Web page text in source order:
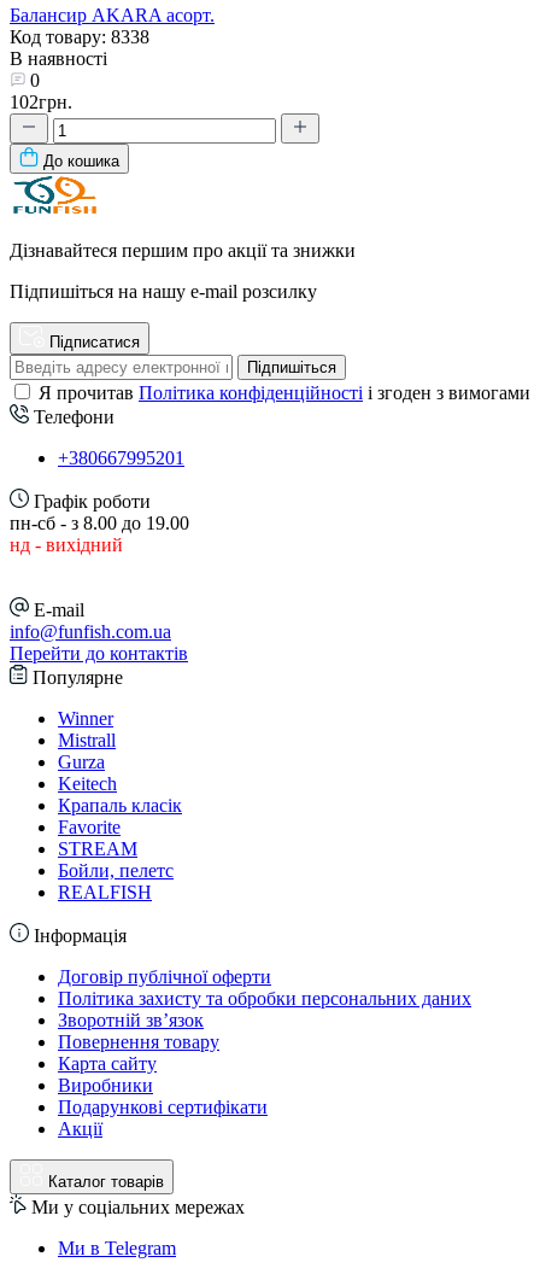
Балансир AKARA асорт.
Код товару: 8338
В наявності
0
102грн.
До кошика
Дізнавайтеся першим про акції та знижки
Підпишіться на нашу e-mail розсилку
Підписатися
Підпишіться
Я прочитав Політика конфіденційності і згоден з вимогами
Телефони
+380667995201
Графік роботи
пн-сб - з 8.00 до 19.00
нд - вихідний
E-mail
info@funfish.com.ua
Перейти до контактів
Популярне
Winner
Mistrall
Gurza
Keitech
Крапаль класік
Favorite
STREAM
Бойли, пелетс
REALFISH
Інформація
Договір публічної оферти
Політика захисту та обробки персональних даних
Зворотній зв’язок
Повернення товару
Карта сайту
Виробники
Подарункові сертифікати
Акції
Каталог товарів
Ми у соціальних мережах
Ми в Telegram